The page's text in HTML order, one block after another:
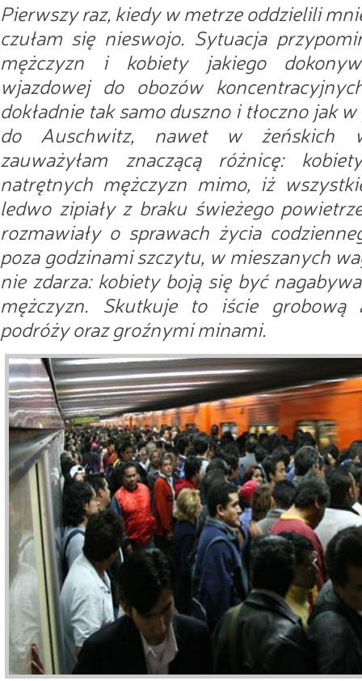
Pierwszy raz, kiedy w metrze oddzielili
czułam się nieswojo. Sytuacja
mężczyzn i kobiety jakiego
wjazdowej do obozów
dokładnie tak samo duszno i tłoczno jak
do Auschwitz, nawet w żeńskich
zauważyłam znaczącą różnicę:
natrętnych mężczyzn mimo, iż
ledwo zipiały z braku świeżego
rozmawiały o sprawach życia
poza godzinami szczytu, w mieszanych
nie zdarza: kobiety boją się być
mężczyzn. Skutkuje to iście grobową
podróży oraz groźnymi minami.